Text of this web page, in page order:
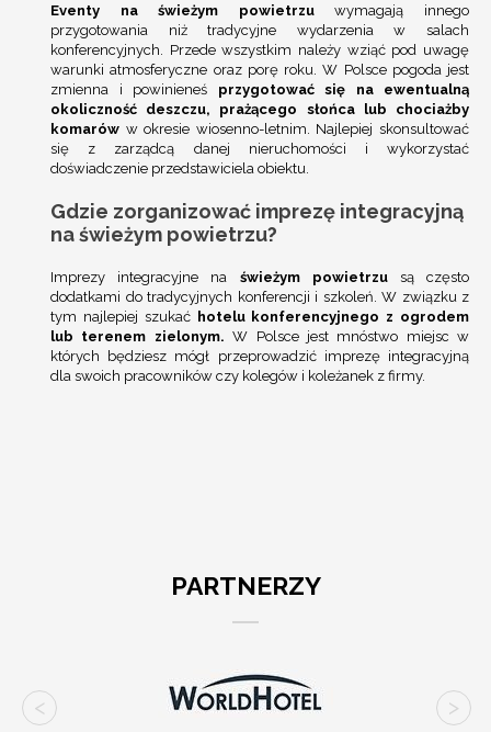
Eventy na świeżym powietrzuwymagają innego
przygotowania niż tradycyjne wydarzenia w salach
konferencyjnych. Przede wszystkim należy wziąć pod uwagę
warunki atmosferyczne oraz porę roku. W Polsce pogoda jest
zmienna i powinieneś przygotować się na ewentualną
okoliczność deszczu, prażącego słońca lub chociażby
komarów w okresie wiosenno-letnim. Najlepiej skonsultować
się z zarządcą danej nieruchomości i wykorzystać
doświadczenie przedstawiciela obiektu.
Gdzie zorganizować imprezę integracyjną
na świeżym powietrzu?
Imprezy integracyjne na świeżym powietrzusą często
dodatkami do tradycyjnych konferencji i szkoleń. W związku z
tym najlepiej szukać hotelu konferencyjnego z ogrodem
lub terenem zielonym. W Polsce jest mnóstwo miejsc w
których będziesz mógł przeprowadzić imprezę integracyjną
dla swoich pracowników czy kolegów i koleżanek z firmy.
PARTNERZY